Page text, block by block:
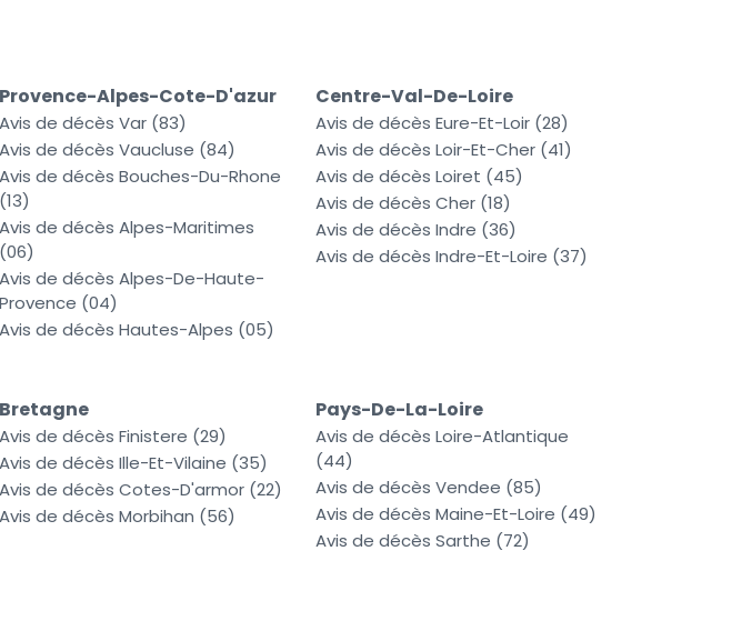
Provence-Alpes-Cote-D'azur
Avis de décès Var (83)
Avis de décès Vaucluse (84)
Avis de décès Bouches-Du-Rhone
(13)
Avis de décès Alpes-Maritimes
(06)
Avis de décès Alpes-De-Haute-
Provence (04)
Avis de décès Hautes-Alpes (05)
Centre-Val-De-Loire
Avis de décès Eure-Et-Loir (28)
Avis de décès Loir-Et-Cher (41)
Avis de décès Loiret (45)
Avis de décès Cher (18)
Avis de décès Indre (36)
Avis de décès Indre-Et-Loire (37)
Bretagne
Avis de décès Finistere (29)
Avis de décès Ille-Et-Vilaine (35)
Avis de décès Cotes-D'armor (22)
Avis de décès Morbihan (56)
Pays-De-La-Loire
Avis de décès Loire-Atlantique
(44)
Avis de décès Vendee (85)
Avis de décès Maine-Et-Loire (49)
Avis de décès Sarthe (72)